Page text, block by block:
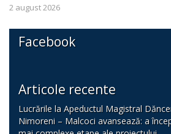
2 august 2026
Facebook
Articole recente
Lucrările la Apeductul Magistral
Nimoreni – Malcoci avansează: a